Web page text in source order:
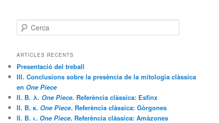
e
c
ARTICLES RECENTS
Presentació del treball
III. Conclusions sobre la presència de la mitologia clàssica
en One Piece
II. B. λ. One Piece. Referència clàssica: Esfinx
II. B. κ. One Piece. Referència clàssica: Gòrgones
II. B. ι. One Piece. Referència clàssica: Amàzones